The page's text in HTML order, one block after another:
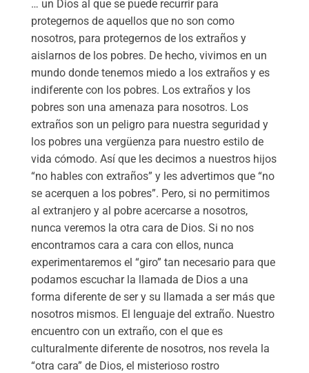
… un Dios al que se puede recurrir para
protegernos de aquellos que no son como
nosotros, para protegernos de los extraños y
aislarnos de los pobres. De hecho, vivimos en un
mundo donde tenemos miedo a los extraños y es
indiferente con los pobres. Los extraños y los
pobres son una amenaza para nosotros. Los
extraños son un peligro para nuestra seguridad y
los pobres una vergüenza para nuestro estilo de
vida cómodo. Así que les decimos a nuestros hijos
“no hables con extraños” y les advertimos que “no
se acerquen a los pobres”. Pero, si no permitimos
al extranjero y al pobre acercarse a nosotros,
nunca veremos la otra cara de Dios. Si no nos
encontramos cara a cara con ellos, nunca
experimentaremos el “giro” tan necesario para que
podamos escuchar la llamada de Dios a una
forma diferente de ser y su llamada a ser más que
nosotros mismos. El lenguaje del extraño. Nuestro
encuentro con un extraño, con el que es
culturalmente diferente de nosotros, nos revela la
“otra cara” de Dios, el misterioso rostro